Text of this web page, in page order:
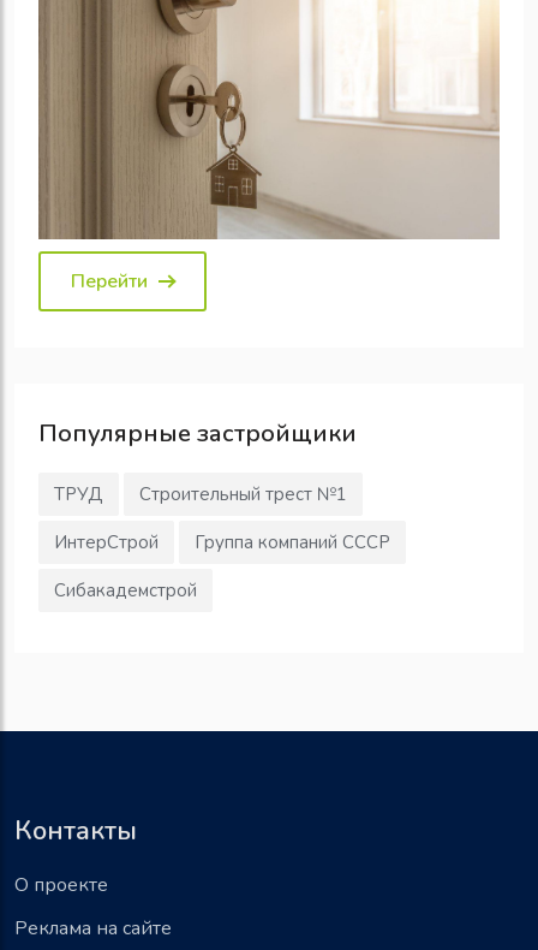
Перейти
Популярные застройщики
ТРУД
Строительный трест №1
ИнтерСтрой
Группа компаний СССР
Сибакадемстрой
Контакты
О проекте
Реклама на сайте